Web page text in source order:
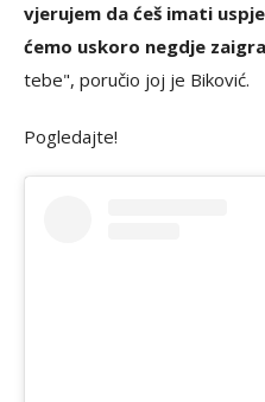
vjerujem da ćeš imati
ćemo uskoro negdje
tebe", poručio joj je Biković.
Pogledajte!